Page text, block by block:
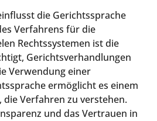
die Gerichtssprache
Verfahrens für die
Rechtssystemen ist die
Gerichtsverhandlungen
Verwendung einer
ermöglicht es einem
Verfahren zu verstehen.
und das Vertrauen in